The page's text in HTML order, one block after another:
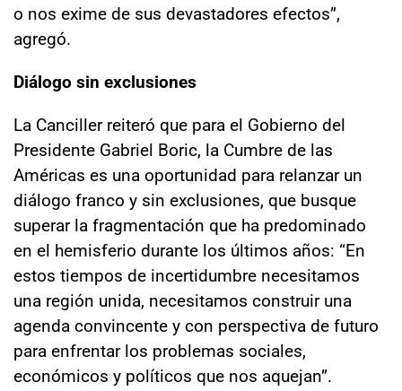
o nos exime de sus devastadores efectos”,
agregó.
Diálogo sin exclusiones
La Canciller reiteró que para el Gobierno del
Presidente Gabriel Boric, la Cumbre de las
Américas es una oportunidad para relanzar un
diálogo franco y sin exclusiones, que busque
superar la fragmentación que ha predominado
en el hemisferio durante los últimos años: “En
estos tiempos de incertidumbre necesitamos
una región unida, necesitamos construir una
agenda convincente y con perspectiva de futuro
para enfrentar los problemas sociales,
económicos y políticos que nos aquejan”.